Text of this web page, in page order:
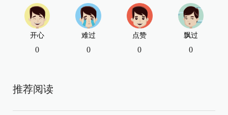
开心
0
难过
0
点赞
0
飘过
0
推荐阅读